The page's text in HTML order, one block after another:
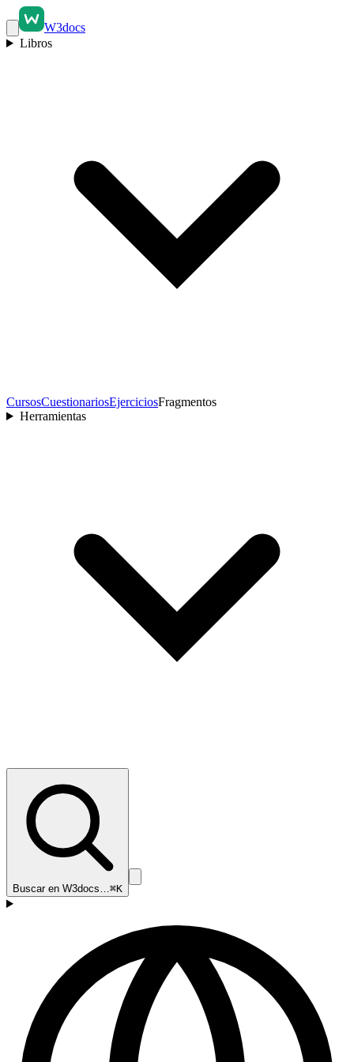
W3docs
Libros
CursosCuestionariosEjerciciosFragmentos
Herramientas
Buscar en W3docs…⌘K